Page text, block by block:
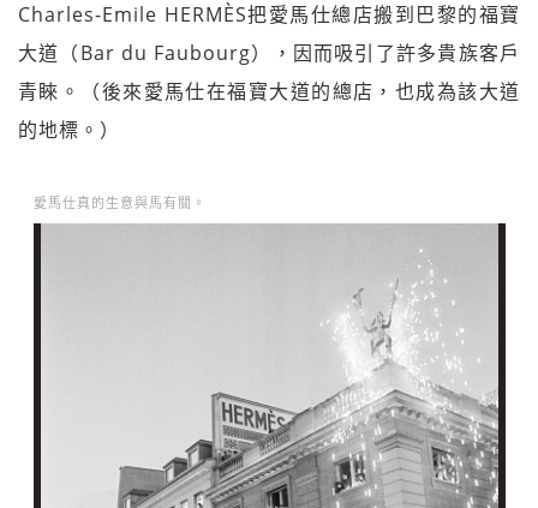
Charles-Emile HERMÈS把愛馬仕總店搬到巴黎的福寶
大道（Bar du Faubourg），因而吸引了許多貴族客戶
青睞。（後來愛馬仕在福寶大道的總店，也成為該大道
的地標。）
愛馬仕真的生意與馬有關。